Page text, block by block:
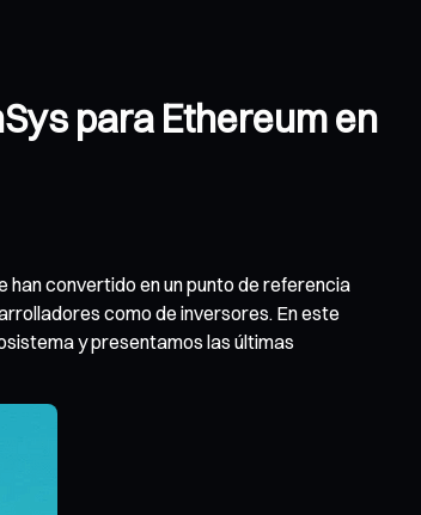
para Ethereum en
han convertido en un punto de referencia
como de inversores. En este
y presentamos las últimas